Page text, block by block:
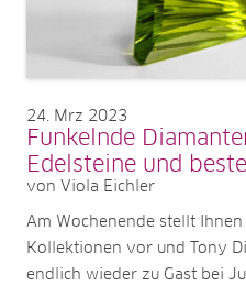
24 Mrz 2023
Funkelnde
Edelsteine und
von Viola Eichler
Am Wochenende stellt
Kollektionen vor und Tony
endlich wieder zu Gast bei